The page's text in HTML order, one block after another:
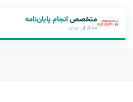
متخصص انجام پایان‌نامه
مشاوران تهران